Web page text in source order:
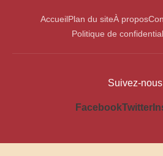
AccueilPlan du siteÀ propos
Politique de
Suivez-nous
FacebookTwitter